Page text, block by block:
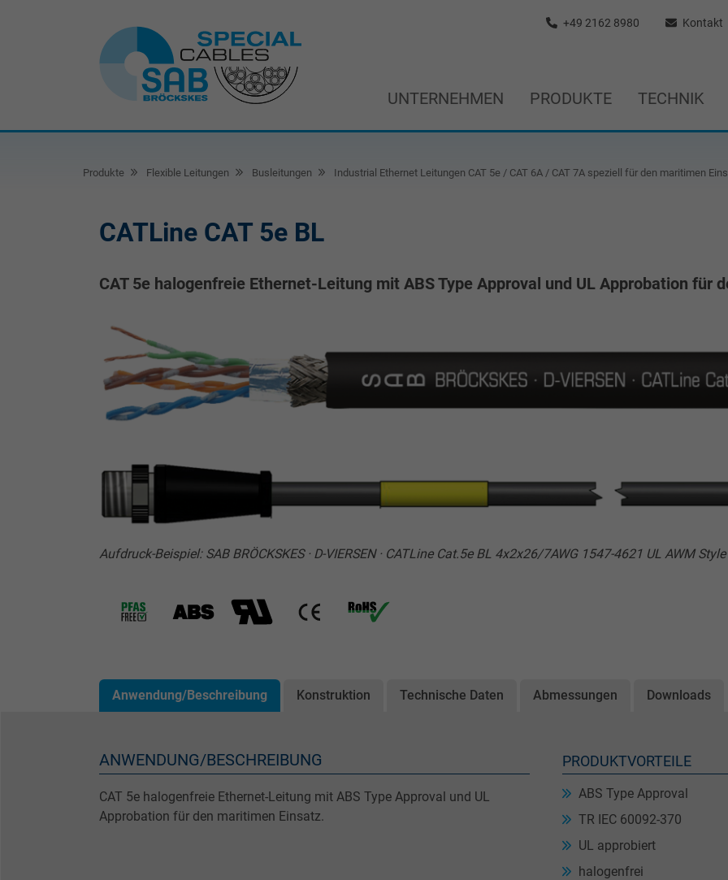
+49 2162 8980 Kontakt
UNTERNEHMEN PRODUKTE TECHNIK
Produkte Flexible Leitungen Busleitungen Industrial Ethernet Leitungen CAT 5e / CAT 6A / CAT 7A speziell für den maritimen
CATLine CAT 5e BL
CAT 5e halogenfreie Ethernet-Leitung mit ABS Type Approval und UL Approbation für
Aufdruck-Beispiel: SAB BRÖCKSKES · D-VIERSEN · CATLine Cat.5e BL 4x2x26/7AWG 1547-4621 UL AWM
Anwendung/Beschreibung Konstruktion Technische Daten Abmessungen Downloads
ANWENDUNG/BESCHREIBUNG
CAT 5e halogenfreie Ethernet-Leitung mit ABS Type Approval und UL
Approbation für den maritimen Einsatz.
PRODUKTVORTEILE
ABS Type Approval
TR IEC 60092-370
UL approbiert
halogenfrei